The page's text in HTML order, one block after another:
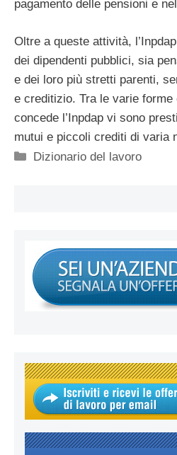
pagamento delle pensioni e
Oltre a queste attività,
dei dipendenti pubblici, sia
e dei loro più stretti parenti,
e creditizio. Tra le varie
concede l’Inpdap vi sono
mutui e piccoli crediti di varia
Categorie
Dizionario del lavoro